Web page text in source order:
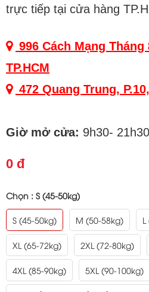
trực tiếp tại cửa hàng
996 Cách Mạng Tháng
TP.HCM
472 Quang Trung,
Giờ mở cửa: 9h30-
0 đ
Chọn : S (45-50kg)
S (45-50kg) M (50-58kg)
XL (65-72kg) 2XL (72-80kg)
4XL (85-90kg) 5XL (90-100kg)